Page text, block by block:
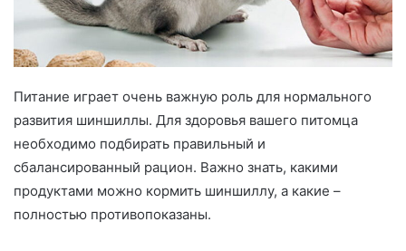
Питание играет очень важную роль для нормального
развития шиншиллы. Для здоровья вашего питомца
необходимо подбирать правильный и
сбалансированный рацион. Важно знать, какими
продуктами можно кормить шиншиллу, а какие –
полностью противопоказаны.